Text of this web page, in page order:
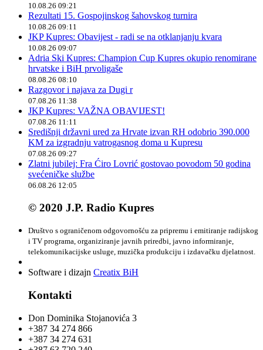
10.08.26 09:21
Rezultati 15. Gospojinskog šahovskog turnira
10.08.26 09:11
JKP Kupres: Obavijest - radi se na otklanjanju kvara
10.08.26 09:07
Adria Ski Kupres: Champion Cup Kupres okupio renomirane
hrvatske i BiH prvoligaše
08.08.26 08:10
Razgovor i najava za Dugi r
07.08.26 11:38
JKP Kupres: VAŽNA OBAVIJEST!
07.08.26 11:11
Središnji državni ured za Hrvate izvan RH odobrio 390.000
KM za izgradnju vatrogasnog doma u Kupresu
07.08.26 09:27
Zlatni jubilej: Fra Ćiro Lovrić gostovao povodom 50 godina
svećeničke službe
06.08.26 12:05
© 2020 J.P. Radio Kupres
Društvo s ograničenom odgovornošću za pripremu i emitiranje radijskog
i TV programa, organiziranje javnih priredbi, javno informiranje,
telekomunikacijske usluge, muzička produkciju i izdavačku djelatnost.
Software i dizajn Creatix BiH
Kontakti
Don Dominika Stojanovića 3
+387 34 274 866
+387 34 274 631